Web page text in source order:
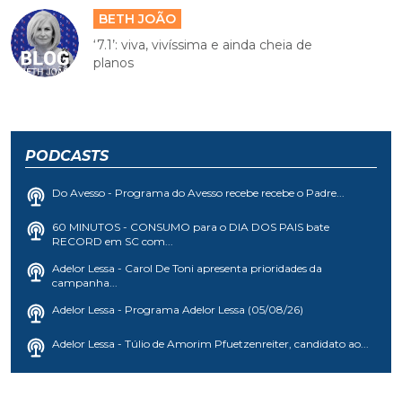
BETH JOÃO
‘7.1’: viva, vivíssima e ainda cheia de
planos
PODCASTS
Do Avesso - Programa do Avesso recebe recebe o Padre...
60 MINUTOS - CONSUMO para o DIA DOS PAIS bate
RECORD em SC com...
Adelor Lessa - Carol De Toni apresenta prioridades da
campanha...
Adelor Lessa - Programa Adelor Lessa (05/08/26)
Adelor Lessa - Túlio de Amorim Pfuetzenreiter, candidato ao...